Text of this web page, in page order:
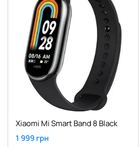
Xiaomi Mi Smart Band 8 Black
1 999 грн